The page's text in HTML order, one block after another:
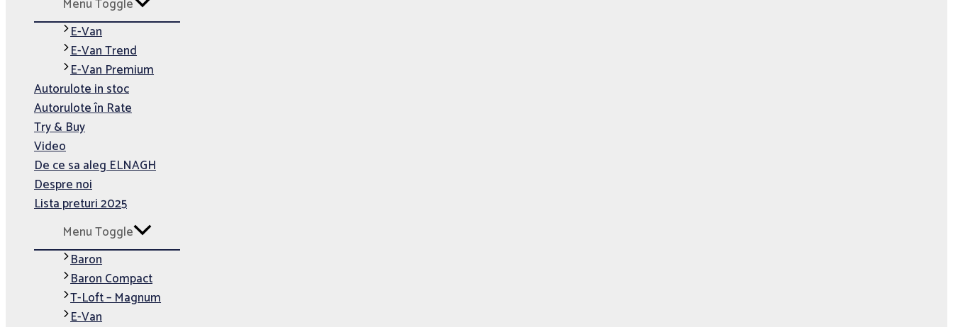
Menu Toggle
E-Van
E-Van Trend
E-Van Premium
Autorulote in stoc
Autorulote în Rate
Try & Buy
Video
De ce sa aleg ELNAGH
Despre noi
Lista preturi 2025
Menu Toggle
Baron
Baron Compact
T-Loft – Magnum
E-Van